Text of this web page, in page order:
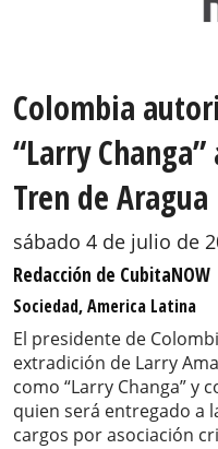
Colombia
“Larry
Tren de Aragua
sábado 4 de julio de
Redacción de CubitaNOW
Sociedad, America Latina
El presidente de
extradición de Larry
como “Larry Changa” y
quien será entregado a
cargos por asociación